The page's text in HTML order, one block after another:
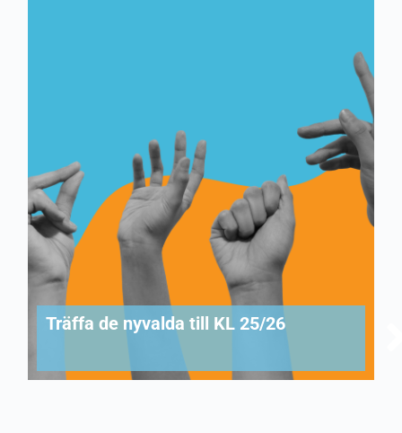
Träffa de nyvalda till KL 25/26